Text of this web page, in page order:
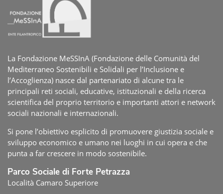
La Fondazione MeSSInA (Fondazione delle Comunità del
Mediterraneo Sostenibili e Solidali per l’Inclusione e
l’Accoglienza) nasce dal partenariato di alcune tra le
principali reti sociali, educative, istituzionali e della ricerca
scientifica del proprio territorio e importanti attori e network
sociali nazionali e internazionali.
Si pone l’obiettivo esplicito di promuovere giustizia sociale e
sviluppo economico e umano nei luoghi in cui opera e che
punta a far crescere in modo sostenibile.
Parco Sociale di Forte Petrazza
Località Camaro Superiore